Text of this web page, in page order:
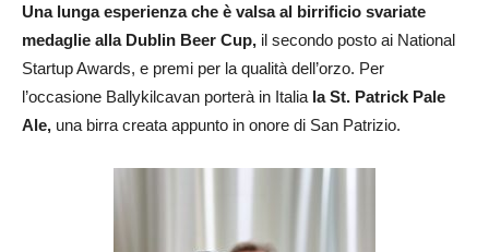
Una lunga esperienza che è valsa al birrificio svariate
medaglie alla Dublin Beer Cup, il secondo posto ai National
Startup Awards, e premi per la qualità dell’orzo. Per
l’occasione Ballykilcavan porterà in Italia la St. Patrick Pale
Ale, una birra creata appunto in onore di San Patrizio.